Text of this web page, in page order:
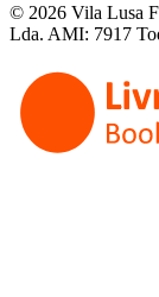
© 2026 Vila Lusa
Lda. AMI: 7917